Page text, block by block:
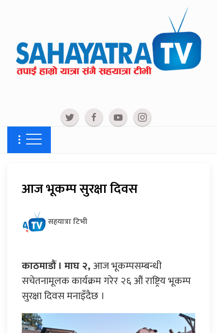
आज भूकम्प सुरक्षा दिवस
सहयात्रा टिभी
काठमाडौं । माघ २, आज भूकम्पसम्बन्धी
सचेतनामूलक कार्यक्रम गरेर २६ औं राष्ट्रिय भूकम्प
सुरक्षा दिवस मनाइँदैछ ।